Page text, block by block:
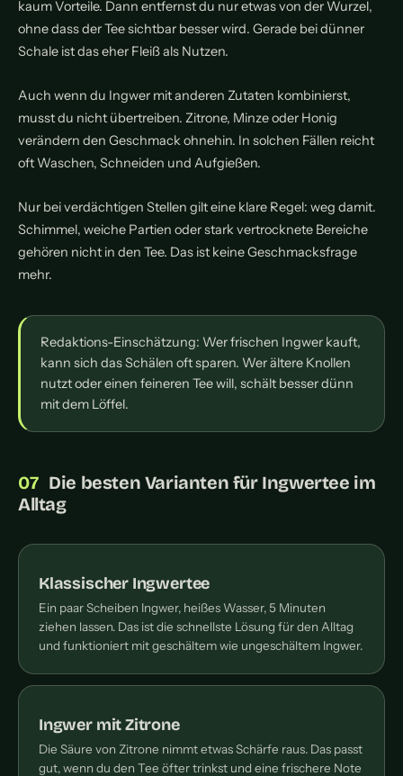
kaum Vorteile. Dann entfernst du nur etwas von der Wurzel,
ohne dass der Tee sichtbar besser wird. Gerade bei dünner
Schale ist das eher Fleiß als Nutzen.
Auch wenn du Ingwer mit anderen Zutaten kombinierst,
musst du nicht übertreiben. Zitrone, Minze oder Honig
verändern den Geschmack ohnehin. In solchen Fällen reicht
oft Waschen, Schneiden und Aufgießen.
Nur bei verdächtigen Stellen gilt eine klare Regel: weg damit.
Schimmel, weiche Partien oder stark vertrocknete Bereiche
gehören nicht in den Tee. Das ist keine Geschmacksfrage
mehr.
Redaktions-Einschätzung: Wer frischen Ingwer kauft,
kann sich das Schälen oft sparen. Wer ältere Knollen
nutzt oder einen feineren Tee will, schält besser dünn
mit dem Löffel.
Die besten Varianten für Ingwertee im
Alltag
Klassischer Ingwertee
Ein paar Scheiben Ingwer, heißes Wasser, 5 Minuten
ziehen lassen. Das ist die schnellste Lösung für den Alltag
und funktioniert mit geschältem wie ungeschältem Ingwer.
Ingwer mit Zitrone
Die Säure von Zitrone nimmt etwas Schärfe raus. Das passt
gut, wenn du den Tee öfter trinkst und eine frischere Note